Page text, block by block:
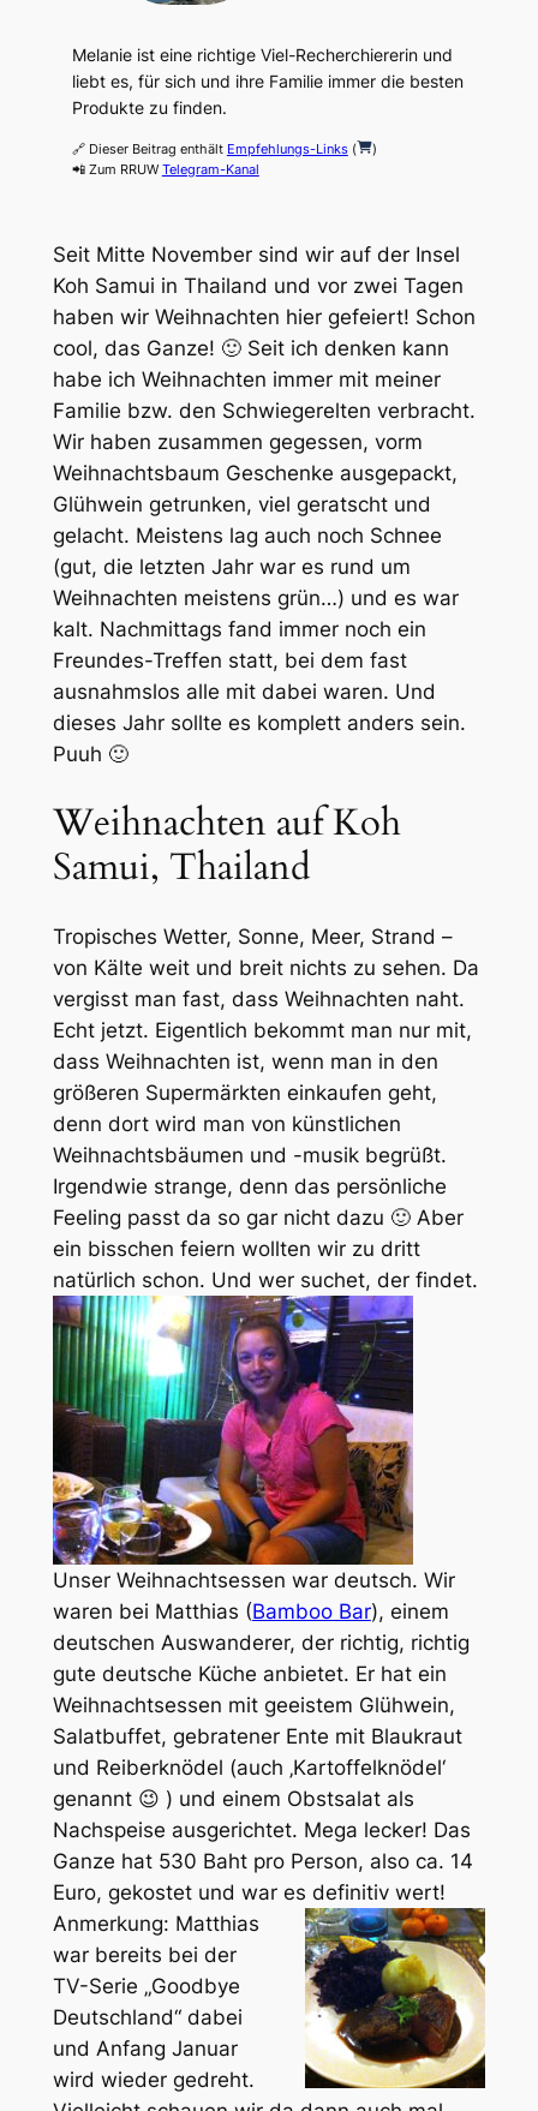
Melanie ist eine richtige Viel-Recherchiererin und
liebt es, für sich und ihre Familie immer die besten
Produkte zu finden.
🔗 Dieser Beitrag enthält Empfehlungs-Links(
)
📲 Zum RRUW Telegram-Kanal
Seit Mitte November sind wir auf der Insel
Koh Samui in Thailand und vor zwei Tagen
haben wir Weihnachten hier gefeiert! Schon
cool, das Ganze! 🙂 Seit ich denken kann
habe ich Weihnachten immer mit meiner
Familie bzw. den Schwiegerelten verbracht.
Wir haben zusammen gegessen, vorm
Weihnachtsbaum Geschenke ausgepackt,
Glühwein getrunken, viel geratscht und
gelacht. Meistens lag auch noch Schnee
(gut, die letzten Jahr war es rund um
Weihnachten meistens grün…) und es war
kalt. Nachmittags fand immer noch ein
Freundes-Treffen statt, bei dem fast
ausnahmslos alle mit dabei waren. Und
dieses Jahr sollte es komplett anders sein.
Puuh 🙂
Weihnachten auf Koh
Samui, Thailand
Tropisches Wetter, Sonne, Meer, Strand –
von Kälte weit und breit nichts zu sehen. Da
vergisst man fast, dass Weihnachten naht.
Echt jetzt. Eigentlich bekommt man nur mit,
dass Weihnachten ist, wenn man in den
größeren Supermärkten einkaufen geht,
denn dort wird man von künstlichen
Weihnachtsbäumen und -musik begrüßt.
Irgendwie strange, denn das persönliche
Feeling passt da so gar nicht dazu 🙂 Aber
ein bisschen feiern wollten wir zu dritt
natürlich schon. Und wer suchet, der findet.
Unser Weihnachtsessen war deutsch. Wir
waren bei Matthias (Bamboo Bar), einem
deutschen Auswanderer, der richtig, richtig
gute deutsche Küche anbietet. Er hat ein
Weihnachtsessen mit geeistem Glühwein,
Salatbuffet, gebratener Ente mit Blaukraut
und Reiberknödel (auch ‚Kartoffelknödel‘
genannt 😉 ) und einem Obstsalat als
Nachspeise ausgerichtet. Mega lecker! Das
Ganze hat 530 Baht pro Person, also ca. 14
Euro, gekostet und war es definitiv wert!
Anmerkung: Matthias
war bereits bei der
TV-Serie „Goodbye
Deutschland“ dabei
und Anfang Januar
wird wieder gedreht.